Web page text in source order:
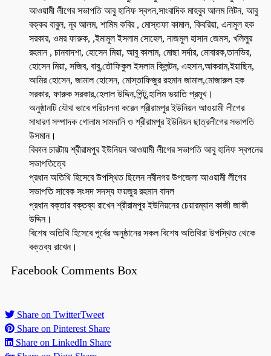
আওয়ামী লীগের সভাপতি আবু হানিফ স্বপন,সাংবাদিক মাহবুব আলম লিটন, আবু
বক্কর বাবুল, নূর আলম, শামিম কবির , মোস্তফা কামাল, কিবরিয়া, এনামুল হক
সরকার, ওমর ফারুক, ,ইমামুল ইসলাম সোহেল, নাজমুল হাসান জেমস, খলিলুর
রহমান , চানবাদশা, হোসেন মিয়া, আবু কালাম, মোছা সর্দার, মোবারক,তানভির,
হোসেন মিয়া, সজিব, বাবু,তৌফিকুল ইসলাম ক্লিন্টন, এহসান,আকরাম,ইয়াছিন,
আমির হোসেন, জামাল হোসেন, মোস্তাফিজুর রহমান জামাল,মোজারুল হক
সরকার, ফারুক সরকার,হেলাল উদ্দিন,পিন্টু,হালিম ভয়াতি প্রমূখ।
অনুষ্ঠানটি যৌথ ভাবে পরিচালনা করেন শ্রীরামপুর ইউনিয়ন আওয়ামী লীগের
সাধারণ সম্পাদক গোলাম সামদানি ও শ্রীরামপুর ইউনিয়ন ছাত্রলীগের সভাপতি
উসমান।
বিকাল চারটায় শ্রীরামপুর ইউনিয়ন আওয়ামী লীগের সভাপতি আবু হানিফ স্বপনের
সভাপতিত্বে
প্রধান অতিথি হিসেবে উপস্থিত ছিলেন নবীনগর উপজেলা আওয়ামী লীগের
সভাপতি সাবেক সংসদ সদস্য ফয়জুর রহমান বাদল
প্রধান বক্তার বক্তব্য রাখেন শ্রীরামপুর ইউনিয়নের চেয়ারম্যান কাজী জাকী
উদ্দিন।
বিশেষ অতিথি হিসেবে পূর্বের অনুষ্ঠানের সকল বিশেষ অতিথিরা উপস্থিত থেকে
বক্তব্য রাখেন।
Facebook Comments Box
Share on TwitterTweet
Share on Pinterest Share
Share on LinkedIn Share